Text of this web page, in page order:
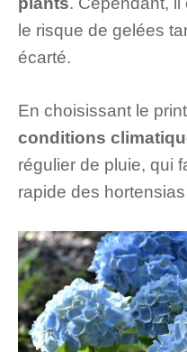
le risque de gelées
écarté.
En choisissant le
conditions
régulier de pluie, qui
rapide des